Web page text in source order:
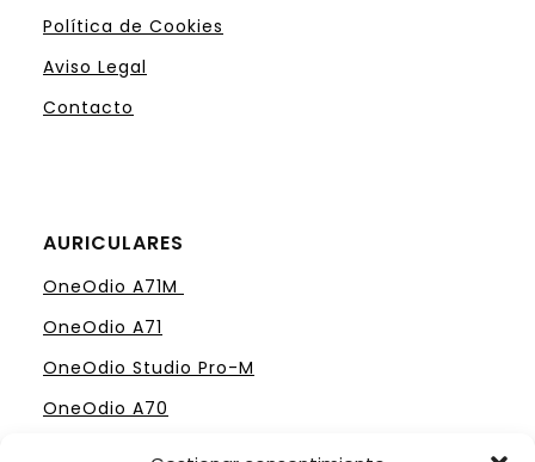
Política de Cookies
Aviso Legal
Contacto
AURICULARES
OneOdio A71M
OneOdio A71
OneOdio Studio Pro-M
OneOdio A70